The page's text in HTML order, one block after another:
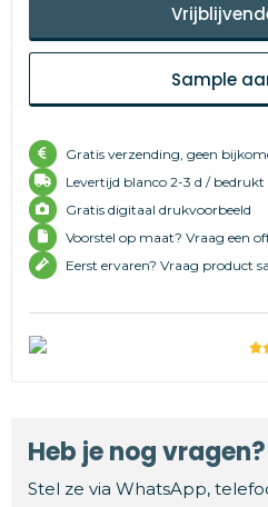
Sample
Gratis verzending, geen
Levertijd blanco 2-3 d / bedrukt
Gratis digitaal drukvoorbeeld
Voorstel op maat? Vraag een
Eerst ervaren? Vraag product
Heb je nog vragen?
Stel ze via WhatsApp,